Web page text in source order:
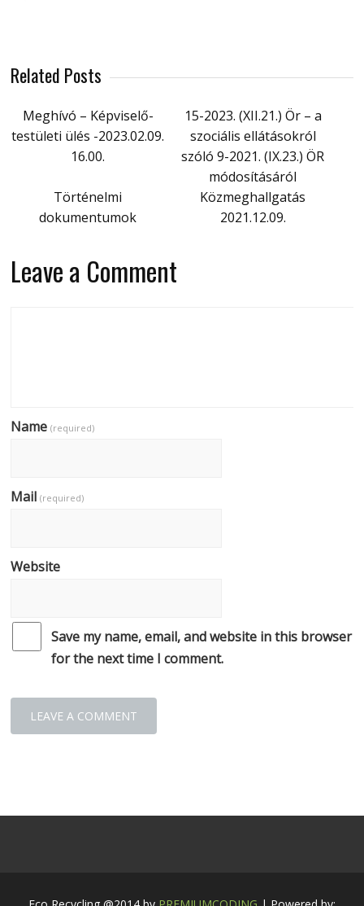
Related Posts
Meghívó – Képviselő-
testületi ülés -2023.02.09.
16.00.
15-2023. (XII.21.) Ör – a
szociális ellátásokról
szóló 9-2021. (IX.23.) ÖR
módosításáról
Történelmi
dokumentumok
Közmeghallgatás
2021.12.09.
Leave a Comment
Name(required)
Mail(required)
Website
Save my name, email, and website in this browser
for the next time I comment.